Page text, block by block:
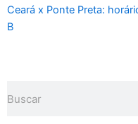
Ceará x Ponte Preta:
B